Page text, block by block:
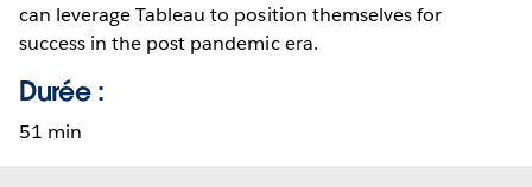
can leverage Tableau to position themselves for
success in the post pandemic era.
Durée :
51 min